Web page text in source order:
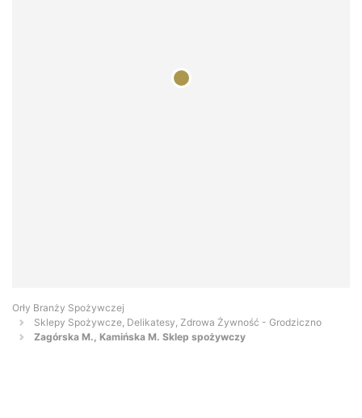
Orły Branży Spożywczej
Sklepy Spożywcze, Delikatesy, Zdrowa Żywność - Grodziczno
Zagórska M., Kamińska M. Sklep spożywczy